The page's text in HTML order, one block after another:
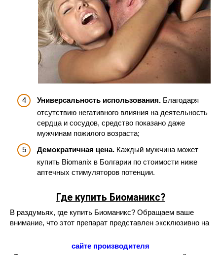
Универсальность использования. Благодаря
отсутствию негативного влияния на деятельность
сердца и сосудов, средство показано даже
мужчинам пожилого возраста;
Демократичная цена. Каждый мужчина может
купить Biomanix в Болгарии по стоимости ниже
аптечных стимуляторов потенции.
Где купить Биоманикс?
В раздумьях, где купить Биоманикс? Обращаем ваше
внимание, что этот препарат представлен эксклюзивно на
сайте производителя